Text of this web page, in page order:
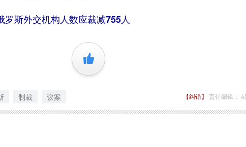
罗斯外交机构人数应裁减755人
+1
制裁 议案 【纠错】 责任编辑：